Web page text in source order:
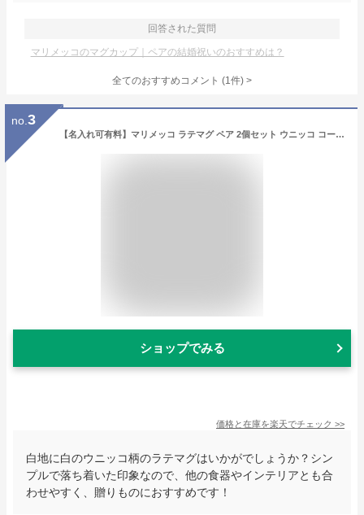
回答された質問
マリメッコのマグカップ｜ペアの結婚祝いのおすすめは？
全てのおすすめコメント (1件) >
no. 3
【名入れ可有料】マリメッコ ラテマグ ペア 2個セット ウニッコ コーヒーカップ スモール ナチュラルホワイト×ホワイト 072592 100 北欧雑貨 北欧デザイン テーブルウェア 北欧食器【スペシャルラッピング660円(別売り)】
ショップでみる
価格と在庫を楽天でチェック >>
白地に白のウニッコ柄のラテマグはいかがでしょうか？シン
プルで落ち着いた印象なので、他の食器やインテリアとも合
わせやすく、贈りものにおすすめです！